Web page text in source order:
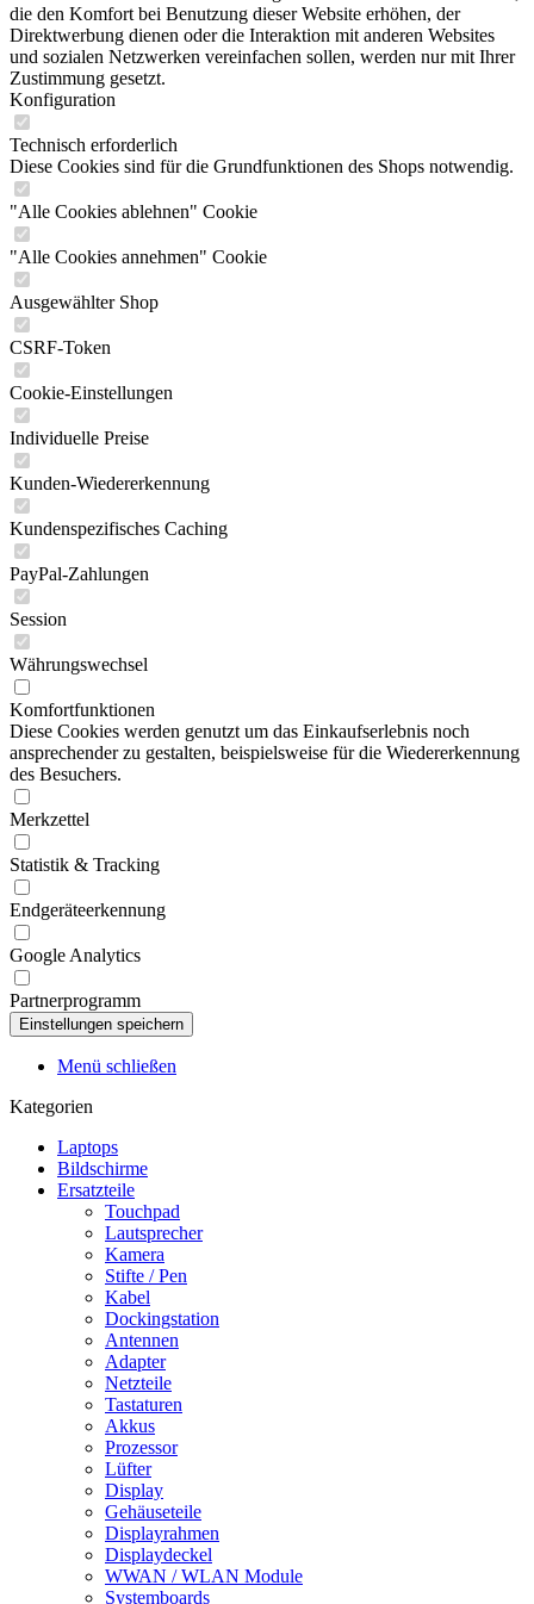
die den Komfort bei Benutzung dieser Website erhöhen, der
Direktwerbung dienen oder die Interaktion mit anderen Websites
und sozialen Netzwerken vereinfachen sollen, werden nur mit Ihrer
Zustimmung gesetzt.
Konfiguration
Technisch erforderlich
Diese Cookies sind für die Grundfunktionen des Shops notwendig.
"Alle Cookies ablehnen" Cookie
"Alle Cookies annehmen" Cookie
Ausgewählter Shop
CSRF-Token
Cookie-Einstellungen
Individuelle Preise
Kunden-Wiedererkennung
Kundenspezifisches Caching
PayPal-Zahlungen
Session
Währungswechsel
Komfortfunktionen
Diese Cookies werden genutzt um das Einkaufserlebnis noch
ansprechender zu gestalten, beispielsweise für die Wiedererkennung
des Besuchers.
Merkzettel
Statistik & Tracking
Endgeräteerkennung
Google Analytics
Partnerprogramm
Menü schließen
Kategorien
Laptops
Bildschirme
Ersatzteile
Touchpad
Lautsprecher
Kamera
Stifte / Pen
Kabel
Dockingstation
Antennen
Adapter
Netzteile
Tastaturen
Akkus
Prozessor
Lüfter
Display
Gehäuseteile
Displayrahmen
Displaydeckel
WWAN / WLAN Module
Systemboards